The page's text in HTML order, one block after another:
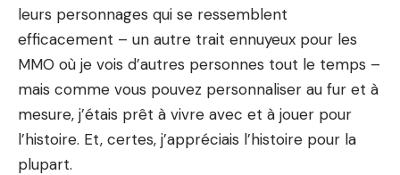
leurs personnages qui se ressemblent
efficacement – un autre trait ennuyeux pour les
MMO où je vois d’autres personnes tout le temps –
mais comme vous pouvez personnaliser au fur et à
mesure, j’étais prêt à vivre avec et à jouer pour
l’histoire. Et, certes, j’appréciais l’histoire pour la
plupart.